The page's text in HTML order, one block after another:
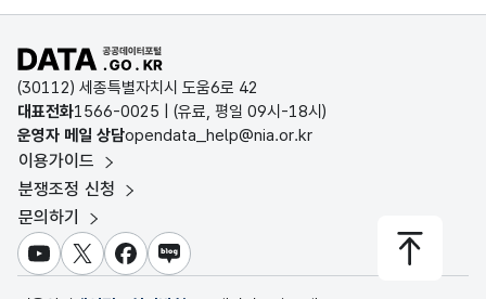
D-데이터허브
인천데이터포털
울산광역시 데이터포털
전남광주통합특별시 빅데이터 플랫폼
대전광역시 데이터포털
세종특별자치시 데이터포털
충청북도 데이터허브
국토교통부 공간정보오픈플랫폼
환경부 환경데이터포털
문화데이터광장
농림축산식품 공공데이터포털
보건의료빅데이터개방시스템
식품의약품안전처 데이터포털
교육통계서비스
공공데이터포털 바로가기
(30112) 세종특별자치시 도움6로 42
대표전화1566-0025 | (유료, 평일 09시-18시)
운영자 메일 상담opendata_help@nia.or.kr
이용가이드
분쟁조정 신청
문의하기
유튜브X 페이스북
블로그